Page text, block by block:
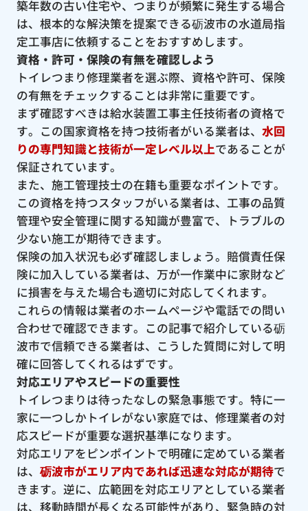
築年数の古い住宅や、つまりが頻繁に発生する場合
は、根本的な解決策を提案できる砺波市の水道局指
定工事店に依頼することをおすすめします。
資格・許可・保険の有無を確認しよう
トイレつまり修理業者を選ぶ際、資格や許可、保険
の有無をチェックすることは非常に重要です。
まず確認すべきは給水装置工事主任技術者の資格で
す。この国家資格を持つ技術者がいる業者は、 水回
りの専門知識と技術が一定レベル以上であることが
保証されています。
また、施工管理技士の在籍も重要なポイントです。
この資格を持つスタッフがいる業者は、工事の品質
管理や安全管理に関する知識が豊富で、トラブルの
少ない施工が期待できます。
保険の加入状況も必ず確認しましょう。賠償責任保
険に加入している業者は、万が一作業中に家財など
に損害を与えた場合も適切に対応してくれます。
これらの情報は業者のホームページや電話での問い
合わせで確認できます。この記事で紹介している砺
波市で信頼できる業者は、こうした質問に対して明
確に回答してくれるはずです。
対応エリアやスピードの重要性
トイレつまりは待ったなしの緊急事態です。特に一
家に一つしかトイレがない家庭では、修理業者の対
応スピードが重要な選択基準になります。
対応エリアをピンポイントで明確に定めている業者
は、 砺波市がエリア内であれば迅速な対応が期待で
きます。逆に、広範囲を対応エリアとしている業者
は、移動時間が長くなる可能性があり、緊急時の対